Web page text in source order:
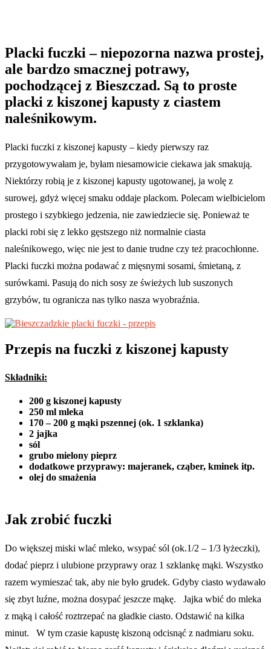
Placki fuczki – niepozorna nazwa prostej,
ale bardzo smacznej potrawy,
pochodzącej z Bieszczad. Są to proste
placki z kiszonej kapusty z ciastem
naleśnikowym.
Placki fuczki z kiszonej kapusty – kiedy pierwszy raz
przygotowywałam je, byłam niesamowicie ciekawa jak smakują.
Niektórzy robią je z kiszonej kapusty ugotowanej, ja wolę z
surowej, gdyż więcej smaku oddaje plackom. Polecam wielbicielom
prostego i szybkiego jedzenia, nie zawiedziecie się. Ponieważ te
placki robi się z lekko gęstszego niż normalnie ciasta
naleśnikowego, więc nie jest to danie trudne czy też pracochłonne.
Placki fuczki można podawać z mięsnymi sosami, śmietaną, z
surówkami. Pasują do nich sosy ze świeżych lub suszonych
grzybów, tu ogranicza nas tylko nasza wyobraźnia.
Przepis na fuczki z kiszonej kapusty
Składniki:
200 g kiszonej kapusty
250 ml mleka
170 – 200 g mąki pszennej (ok. 1 szklanka)
2 jajka
sól
grubo mielony pieprz
dodatkowe przyprawy: majeranek, cząber, kminek itp.
olej do smażenia
Jak zrobić fuczki
Do większej miski wlać mleko, wsypać sól (ok.1/2 – 1/3 łyżeczki),
dodać pieprz i ulubione przyprawy oraz 1 szklankę mąki. Wszystko
razem wymieszać tak, aby nie było grudek. Gdyby ciasto wydawało
się zbyt luźne, można dosypać jeszcze mąkę. Jajka wbić do mleka
z mąką i całość roztrzepać na gładkie ciasto. Odstawić na kilka
minut. W tym czasie kapustę kiszoną odcisnąć z nadmiaru soku.